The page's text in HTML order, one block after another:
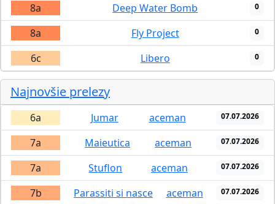
8a Deep Water Bomb 0
8a Fly Project 0
6c Libero 0
Najnovšie prelezy
6a Jumar aceman 07.07.2026
7a Maieutica aceman 07.07.2026
7a Stuflon aceman 07.07.2026
7b Parassiti si nasce aceman 07.07.2026